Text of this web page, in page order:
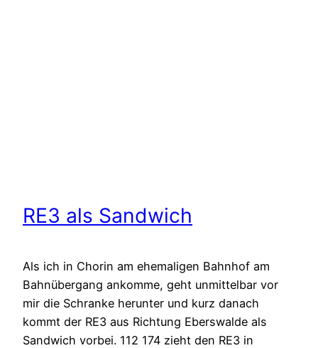
RE3 als Sandwich
Als ich in Chorin am ehemaligen Bahnhof am
Bahnübergang ankomme, geht unmittelbar vor
mir die Schranke herunter und kurz danach
kommt der RE3 aus Richtung Eberswalde als
Sandwich vorbei. 112 174 zieht den RE3 in